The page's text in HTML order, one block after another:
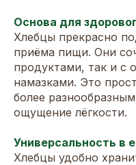
Основа для
Хлебцы прекрасно
приёма пищи. Они
продуктами, так и с
намазками. Это
более
ощущение лёгкости.
Универсальность в
Хлебцы удобно